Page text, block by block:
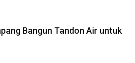
Bangun Tandon Air untuk